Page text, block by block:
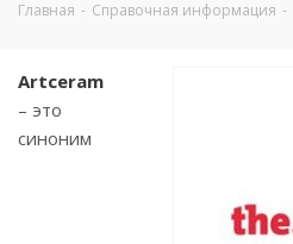
Главная - Справочная информация -
Artceram
– это
синоним